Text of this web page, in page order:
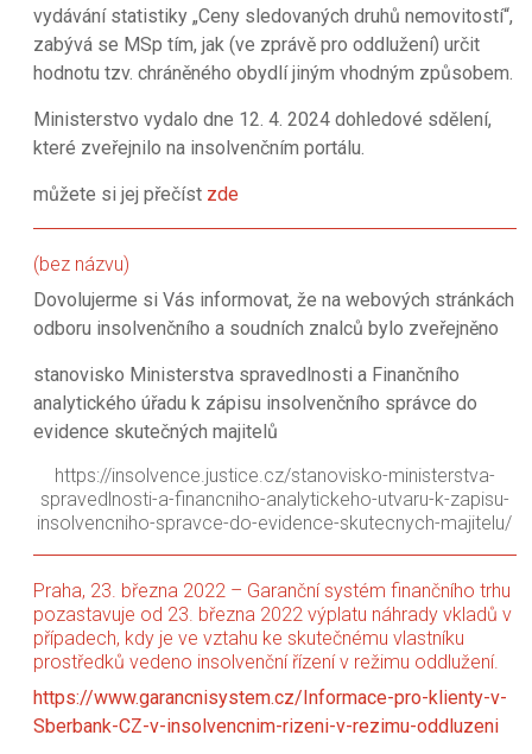
vydávání statistiky „Ceny sledovaných druhů nemovitostí“,
zabývá se MSp tím, jak (ve zprávě pro oddlužení) určit
hodnotu tzv. chráněného obydlí jiným vhodným způsobem.
Ministerstvo vydalo dne 12. 4. 2024 dohledové sdělení,
které zveřejnilo na insolvenčním portálu.
můžete si jej přečíst zde
(bez názvu)
Dovolujerme si Vás informovat, že na webových stránkách
odboru insolvenčního a soudních znalců bylo zveřejněno
stanovisko Ministerstva spravedlnosti a Finančního
analytického úřadu k zápisu insolvenčního správce do
evidence skutečných majitelů
https://insolvence.justice.cz/stanovisko-ministerstva-
spravedlnosti-a-financniho-analytickeho-utvaru-k-zapisu-
insolvencniho-spravce-do-evidence-skutecnych-majitelu/
Praha, 23. března 2022 – Garanční systém finančního trhu
pozastavuje od 23. března 2022 výplatu náhrady vkladů v
případech, kdy je ve vztahu ke skutečnému vlastníku
prostředků vedeno insolvenční řízení v režimu oddlužení.
https://www.garancnisystem.cz/Informace-pro-klienty-v-
Sberbank-CZ-v-insolvencnim-rizeni-v-rezimu-oddluzeni